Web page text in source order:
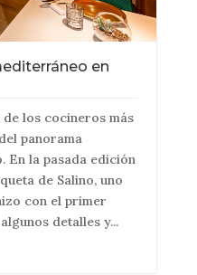
en
los cocineros más
panorama
En la pasada edición
de Salino, uno
con el primer
detalles y...